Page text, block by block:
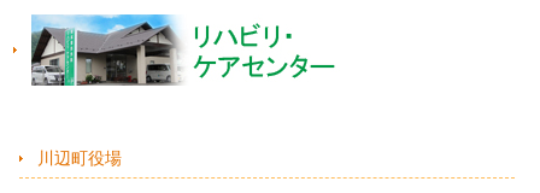
川辺町役場